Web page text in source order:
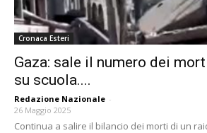
Cronaca Esteri
Gaza: sale il numero dei
su scuola....
Redazione Nazionale -
26 Maggio 2025
Continua a salire il bilancio dei morti di un